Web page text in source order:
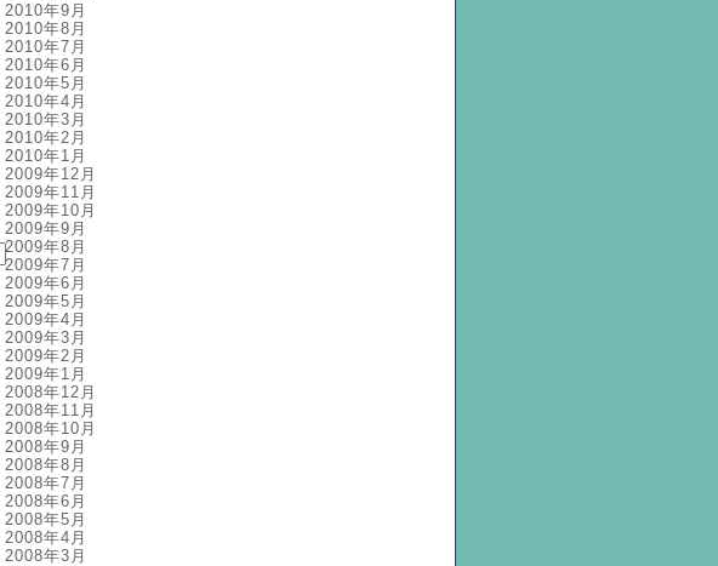
2010年9月
2010年8月
2010年7月
2010年6月
2010年5月
2010年4月
2010年3月
2010年2月
2010年1月
2009年12月
2009年11月
2009年10月
2009年9月
2009年8月
2009年7月
2009年6月
2009年5月
2009年4月
2009年3月
2009年2月
2009年1月
2008年12月
2008年11月
2008年10月
2008年9月
2008年8月
2008年7月
2008年6月
2008年5月
2008年4月
2008年3月